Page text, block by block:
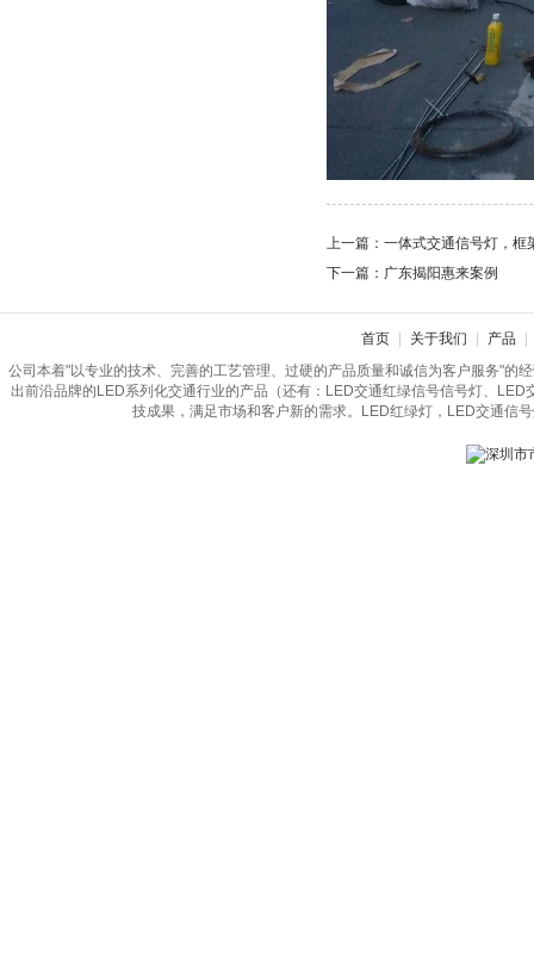
上一篇： 一体式交通信号灯，框
下一篇： 广东揭阳惠来案例
首页 关于我们 产品
公司本着"以专业的技术、完善的工艺管理、过硬的产品质量和诚信为客户服务"的
出前沿品牌的LED系列化交通行业的产品（还有：LED交通红绿信号信号灯、
技成果，满足市场和客户新的需求。LED红绿灯，LED交通信